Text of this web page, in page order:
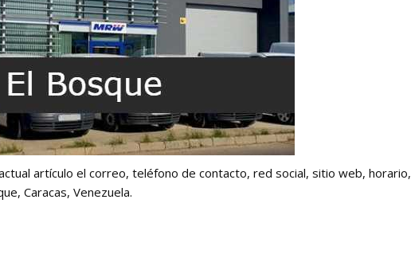
artículo el correo, teléfono de contacto, red social, sitio web, horario,
Caracas, Venezuela.